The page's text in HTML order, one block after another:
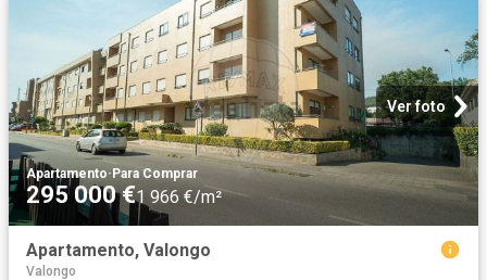
Ver foto
Apartamento· Para Comprar
295 000 €1 966 €/m²
Apartamento, Valongo
Valongo